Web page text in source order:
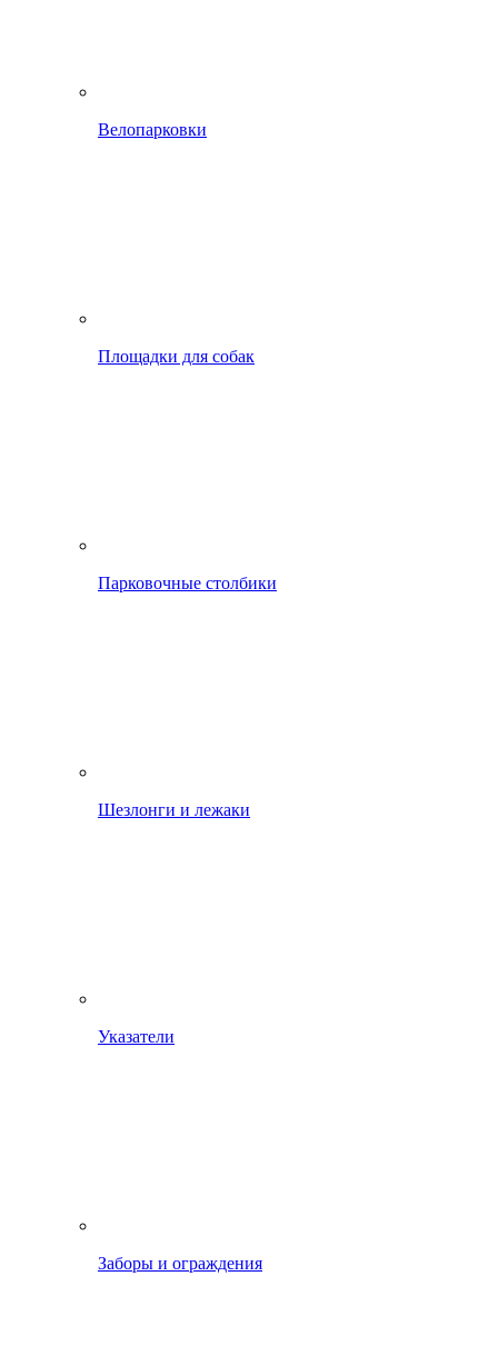
Велопарковки
Площадки для собак
Парковочные столбики
Шезлонги и лежаки
Указатели
Заборы и ограждения